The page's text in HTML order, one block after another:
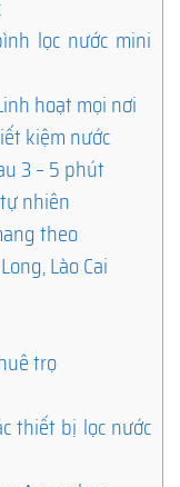
lọc nước mini
hoạt mọi nơi
kiệm nước
3 – 5 phút
nhiên
theo
Lào Cai
trọ
thiết bị lọc nước